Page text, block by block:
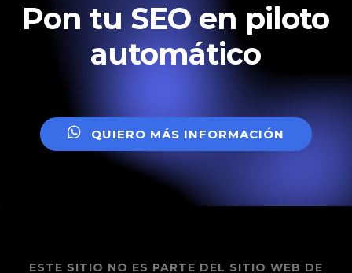
Pon tu SEO en piloto
automático
QUIERO MÁS INFORMACIÓN
ESTE SITIO NO ES PARTE DEL SITIO WEB DE